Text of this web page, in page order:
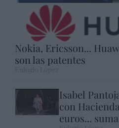
Nokia, Ericsson...
son las patentes
Isabel
con
euros...